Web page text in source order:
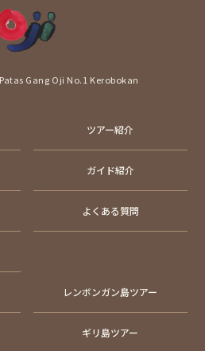
Gang Oji No.1 Kerobokan
ツアー紹介
ガイド紹介
よくある質問
レンボンガン島ツアー
ギリ島ツアー